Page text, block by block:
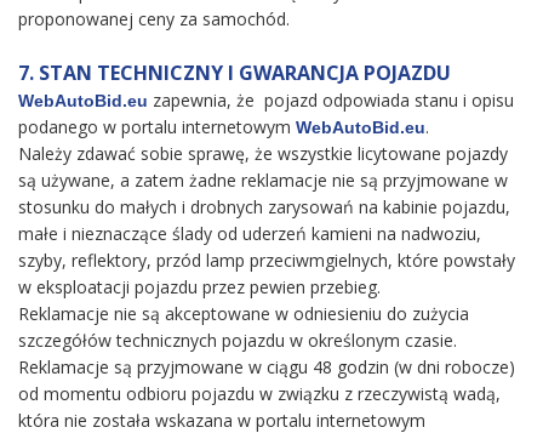
proponowanej ceny za samochód.
7. STAN TECHNICZNY I GWARANCJA POJAZDU
WebAutoBid.eu zapewnia, że pojazd odpowiada stanu i opisu
podanego w portalu internetowym WebAutoBid.eu.
Należy zdawać sobie sprawę, że wszystkie licytowane pojazdy
są używane, a zatem żadne reklamacje nie są przyjmowane w
stosunku do małych i drobnych zarysowań na kabinie pojazdu,
małe i nieznaczące ślady od uderzeń kamieni na nadwoziu,
szyby, reflektory, przód lamp przeciwmgielnych, które powstały
w eksploatacji pojazdu przez pewien przebieg.
Reklamacje nie są akceptowane w odniesieniu do zużycia
szczegółów technicznych pojazdu w określonym czasie.
Reklamacje są przyjmowane w ciągu 48 godzin (w dni robocze)
od momentu odbioru pojazdu w związku z rzeczywistą wadą,
która nie została wskazana w portalu internetowym